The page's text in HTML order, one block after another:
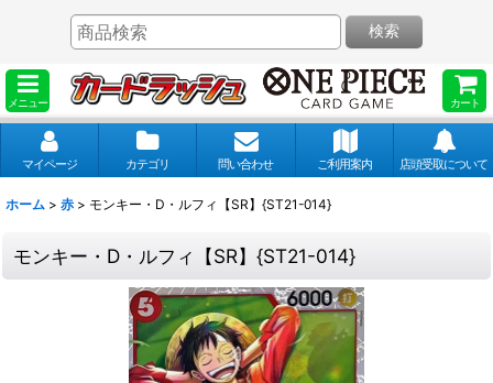
メニュー カート
検索
マイページ カテゴリ 問い合わせ ご利用案内 店頭受取について
ホーム > 赤 > モンキー・D・ルフィ【SR】{ST21-014}
モンキー・D・ルフィ【SR】{ST21-014}